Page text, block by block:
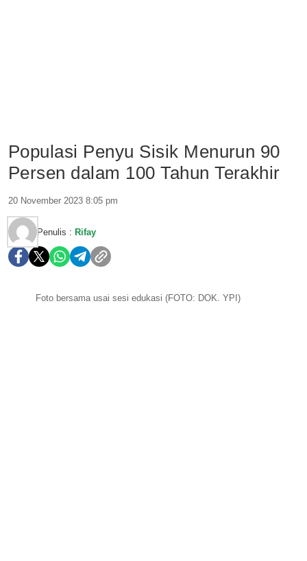
Populasi Penyu Sisik Menurun 90
Persen dalam 100 Tahun Terakhir
20 November 2023 8:05 pm
Penulis : Rifay
Foto bersama usai sesi edukasi (FOTO: DOK. YPI)